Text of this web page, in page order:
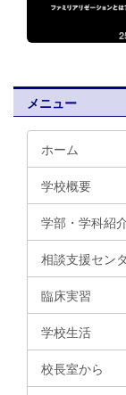
メニュー
ホーム
学校概要
学部・学科紹
相談支援セン
臨床実習
学校生活
校長室から